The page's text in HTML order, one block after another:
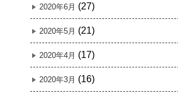
2020年6月 (27)
2020年5月 (21)
2020年4月 (17)
2020年3月 (16)